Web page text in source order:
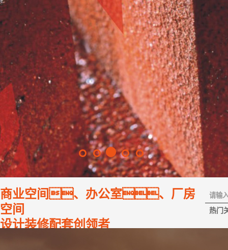
商业空间、办公室、厂房
空间
设计装修配套创领者
热